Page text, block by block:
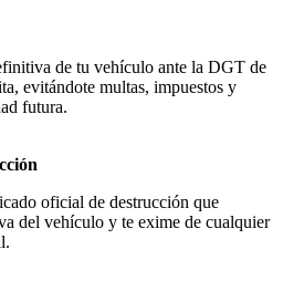
de tu vehículo ante la DGT de
evitándote multas, impuestos y
futura.
oficial de destrucción que
del vehículo y te exime de cualquier